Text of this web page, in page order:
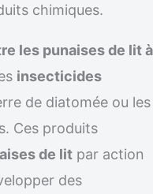
chimiques.
les punaises de lit à
insecticides
de diatomée ou les
Ces produits
de lit par action
des